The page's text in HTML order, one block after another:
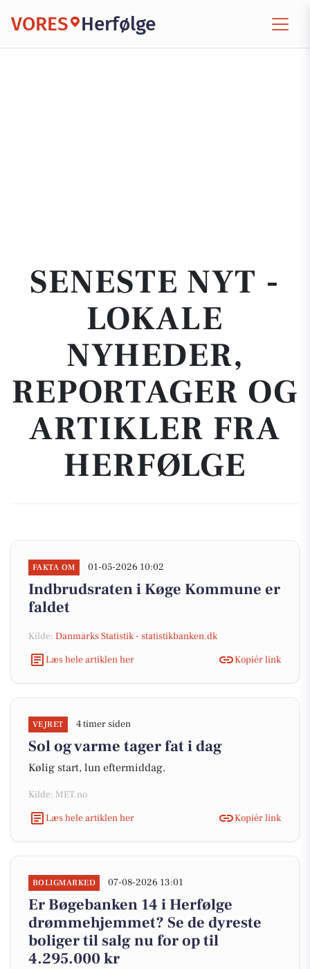
VORES Herfølge
SENESTE NYT -
LOKALE
NYHEDER,
REPORTAGER OG
ARTIKLER FRA
HERFØLGE
FAKTA OM 01-05-2026 10:02
Indbrudsraten i Køge Kommune er
faldet
Kilde: Danmarks Statistik - statistikbanken.dk
Læs hele artiklen her
Kopiér link
VEJRET 4 timer siden
Sol og varme tager fat i dag
Kølig start, lun eftermiddag.
Kilde: MET.no
Læs hele artiklen her
Kopiér link
BOLIGMARKED 07-08-2026 13:01
Er Bøgebanken 14 i Herfølge
drømmehjemmet? Se de dyreste
boliger til salg nu for op til
4.295.000 kr